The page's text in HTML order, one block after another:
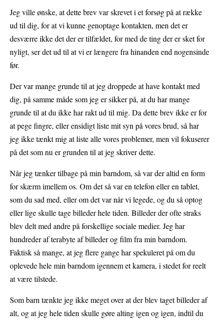
Jeg ville ønske, at dette brev var skrevet i et forsøg på at række
ud til dig, for at vi kunne genoptage kontakten, men det er
desværre ikke det der er tilfældet, for med de ting der er sket for
nyligt, ser det ud til at vi er længere fra hinanden end nogensinde
før.
Der var mange grunde til at jeg droppede at have kontakt med
dig, på samme måde som jeg er sikker på, at du har mange
grunde til at du ikke har rakt ud til mig. Da dette brev ikke er for
at pege fingre, eller ensidigt liste mit syn på vores brud, så har
jeg ikke tænkt mig at liste alle vores problemer, men vil fokuserer
på det som nu er grunden til at jeg skriver dette.
Når jeg tænker tilbage på min barndom, så var der altid en form
for skærm imellem os. Om det så var en telefon eller en tablet,
som du sad med, eller om det var når vi legede, og du så optog
eller lige skulle tage billeder hele tiden. Billeder der ofte straks
blev delt med andre på forskellige sociale medier. Jeg har
hundreder af terabyte af billeder og film fra min barndom.
Faktisk så mange, at jeg flere gange har spekuleret på om du
oplevede hele min barndom igennem et kamera, i stedet for reelt
at være tilstede.
Som barn tænkte jeg ikke meget over at der blev taget billeder af
alt, og at jeg hele tiden skulle gøre alting igen og igen, indtil du